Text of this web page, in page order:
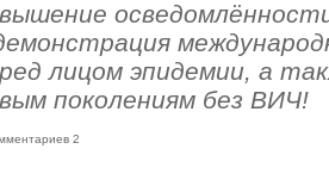
лицом эпидемии, а
поколениям без ВИЧ!
2